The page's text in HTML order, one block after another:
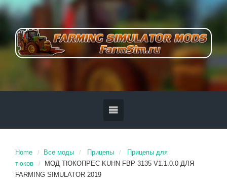
Home Все моды Прицепы
Прицепы для
тюков
MOД ТЮКОПРЕС KUHN FBP 3135 V1.1.0.0 ДЛЯ
FARMING SIMULATOR 2019